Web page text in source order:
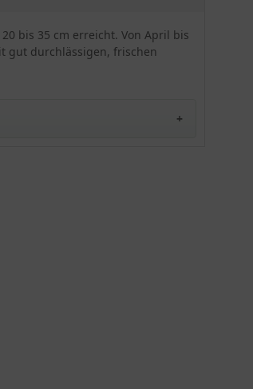
glänzen. Der
zum Verzehr geeignet.
bis 35 cm erreicht. Von April bis
gut durchlässigen, frischen